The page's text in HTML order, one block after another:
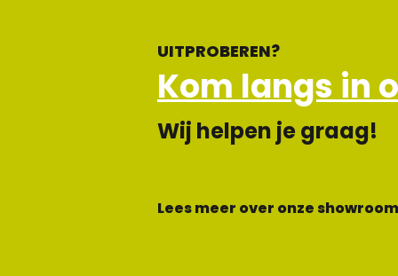
UITPROBEREN?
Kom langs in
Wij helpen je graag!
Lees meer over onze